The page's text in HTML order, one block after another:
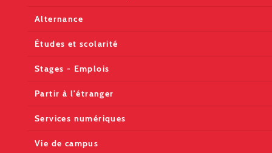
Alternance
Études et scolarité
Stages - Emplois
Partir à l'étranger
Services numériques
Vie de campus